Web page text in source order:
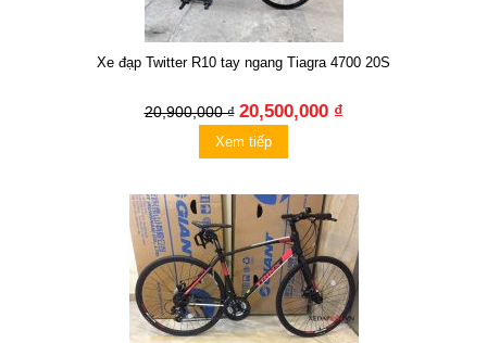
Xe đạp Twitter R10 tay ngang Tiagra 4700 20S
20,900,000 ₫ 20,500,000 ₫
Xem tiếp